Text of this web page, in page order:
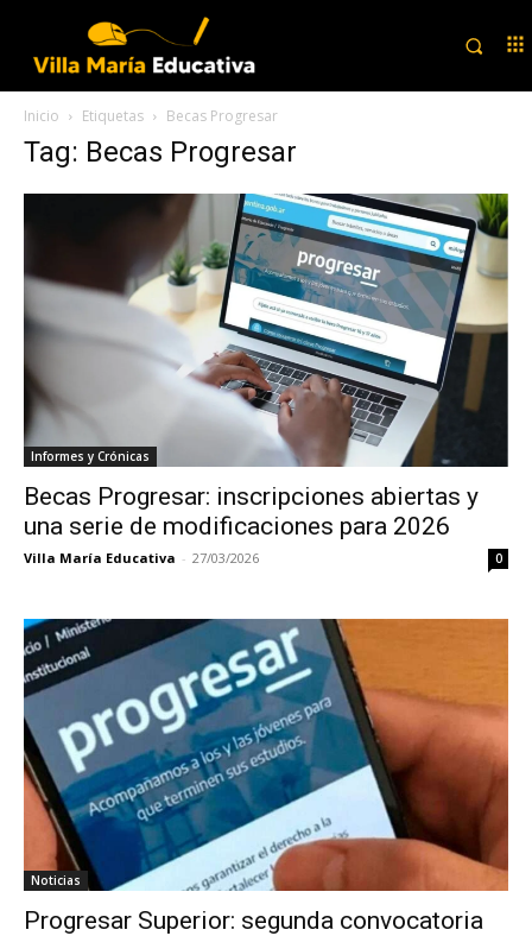
Inicio Etiquetas Becas Progresar
Tag: Becas Progresar
Informes y Crónicas
Becas Progresar: inscripciones abiertas y
una serie de modificaciones para 2026
Villa María Educativa - 27/03/2026 0
Noticias
Progresar Superior: segunda convocatoria